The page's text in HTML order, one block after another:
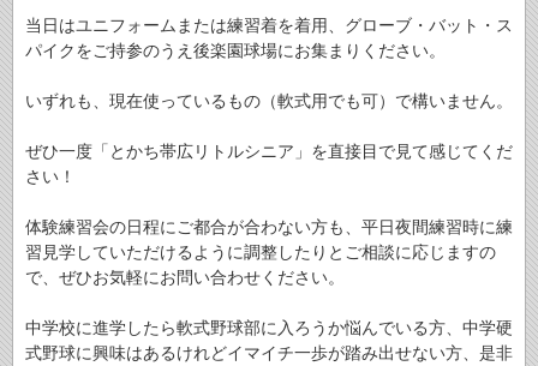
当日はユニフォームまたは練習着を着用、グローブ・バット・ス
パイクをご持参のうえ後楽園球場にお集まりください。
いずれも、現在使っているもの（軟式用でも可）で構いません。
ぜひ一度「とかち帯広リトルシニア」を直接目で見て感じてくだ
さい！
体験練習会の日程にご都合が合わない方も、平日夜間練習時に練
習見学していただけるように調整したりとご相談に応じますの
で、ぜひお気軽にお問い合わせください。
中学校に進学したら軟式野球部に入ろうか悩んでいる方、中学硬
式野球に興味はあるけれどイマイチ一歩が踏み出せない方、是非